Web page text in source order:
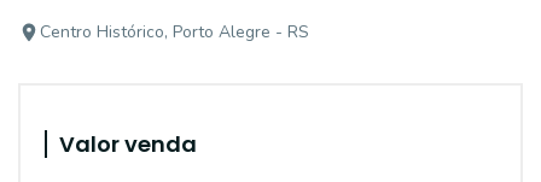
Centro Histórico, Porto Alegre - RS
Valor venda